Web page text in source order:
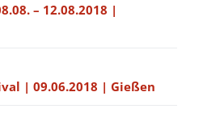
– 12.08.2018 |
| 09.06.2018 | Gießen